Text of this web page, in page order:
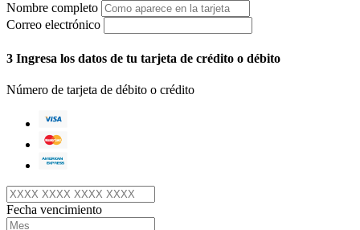
Nombre completo
Correo electrónico
3 Ingresa los datos de tu tarjeta de crédito o débito
Número de tarjeta de débito o crédito
Fecha vencimiento